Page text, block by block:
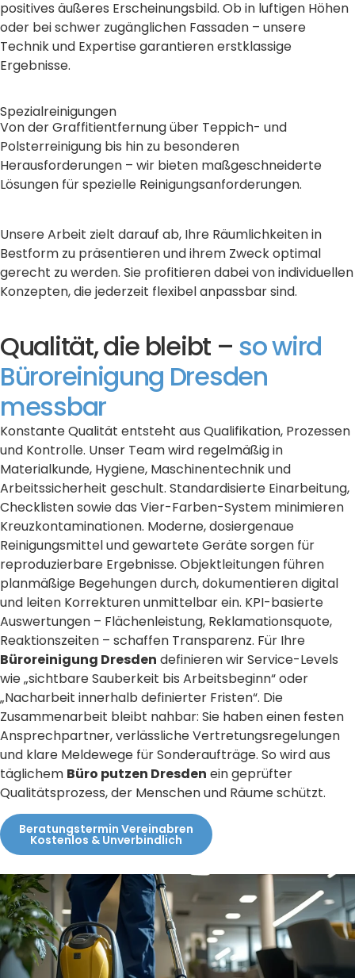
positives äußeres Erscheinungsbild. Ob in luftigen Höhen
oder bei schwer zugänglichen Fassaden – unsere
Technik und Expertise garantieren erstklassige
Ergebnisse.
Spezialreinigungen
Von der Graffitientfernung über Teppich- und
Polsterreinigung bis hin zu besonderen
Herausforderungen – wir bieten maßgeschneiderte
Lösungen für spezielle Reinigungsanforderungen.
Unsere Arbeit zielt darauf ab, Ihre Räumlichkeiten in
Bestform zu präsentieren und ihrem Zweck optimal
gerecht zu werden. Sie profitieren dabei von individuellen
Konzepten, die jederzeit flexibel anpassbar sind.
Qualität, die bleibt – so wird
Büroreinigung Dresden
messbar
Konstante Qualität entsteht aus Qualifikation, Prozessen
und Kontrolle. Unser Team wird regelmäßig in
Materialkunde, Hygiene, Maschinentechnik und
Arbeitssicherheit geschult. Standardisierte Einarbeitung,
Checklisten sowie das Vier-Farben-System minimieren
Kreuzkontaminationen. Moderne, dosiergenaue
Reinigungsmittel und gewartete Geräte sorgen für
reproduzierbare Ergebnisse. Objektleitungen führen
planmäßige Begehungen durch, dokumentieren digital
und leiten Korrekturen unmittelbar ein. KPI-basierte
Auswertungen – Flächenleistung, Reklamationsquote,
Reaktionszeiten – schaffen Transparenz. Für Ihre
Büroreinigung Dresden definieren wir Service-Levels
wie „sichtbare Sauberkeit bis Arbeitsbeginn“ oder
„Nacharbeit innerhalb definierter Fristen“. Die
Zusammenarbeit bleibt nahbar: Sie haben einen festen
Ansprechpartner, verlässliche Vertretungsregelungen
und klare Meldewege für Sonderaufträge. So wird aus
täglichem Büro putzen Dresden ein geprüfter
Qualitätsprozess, der Menschen und Räume schützt.
Beratungstermin Vereinabren
Kostenlos & Unverbindlich